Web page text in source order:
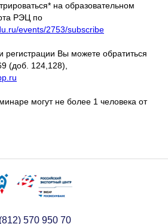
на образовательном
РЭЦ по
events/2753/subscribe
регистрации Вы можете обратиться
(доб. 124,128),
могут не более 1 человека от
570 950 70